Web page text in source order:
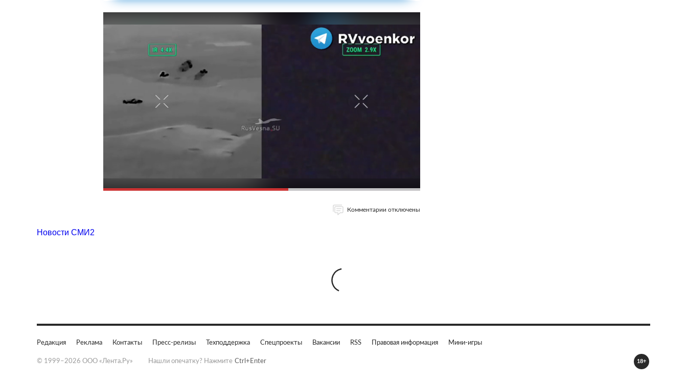
Комментарии отключены
Новости СМИ2
Редакция Реклама Контакты Пресс-релизы Техподдержка Спецпроекты Вакансии RSS Правовая информация Мини-игры
© 1999–2026 ООО «Лента.Ру» Нашли опечатку? Нажмите Ctrl+Enter 18+